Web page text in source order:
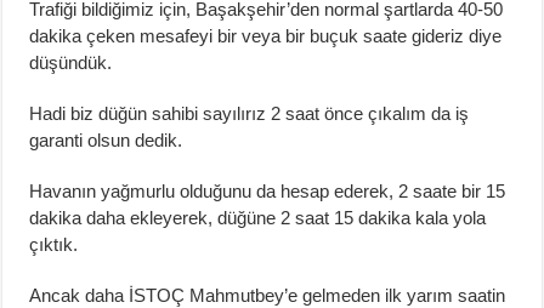
Trafiği bildiğimiz için, Başakşehir’den normal şartlarda 40-50
dakika çeken mesafeyi bir veya bir buçuk saate gideriz diye
düşündük.
Hadi biz düğün sahibi sayılırız 2 saat önce çıkalım da iş
garanti olsun dedik.
Havanın yağmurlu olduğunu da hesap ederek, 2 saate bir 15
dakika daha ekleyerek, düğüne 2 saat 15 dakika kala yola
çıktık.
Ancak daha İSTOÇ Mahmutbey’e gelmeden ilk yarım saatin